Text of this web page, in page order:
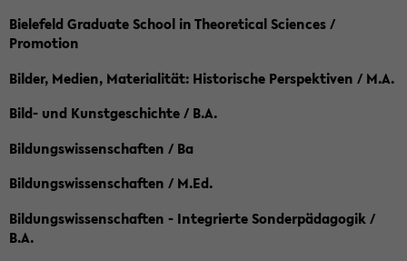
Bielefeld Graduate School in Theoretical Sciences /
Promotion
Bilder, Medien, Materialität: Historische Perspektiven / M.A.
Bild- und Kunstgeschichte / B.A.
Bildungswissenschaften / Ba
Bildungswissenschaften / M.Ed.
Bildungswissenschaften - Integrierte Sonderpädagogik /
B.A.